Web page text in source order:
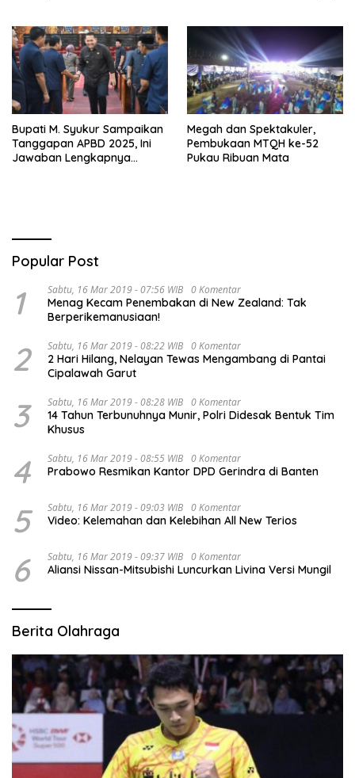
Bupati M. Syukur Sampaikan
Tanggapan APBD 2025, Ini
Jawaban Lengkapnya…
Megah dan Spektakuler,
Pembukaan MTQH ke-52
Pukau Ribuan Mata
Popular Post
1 Sabtu, 16 Mar 2019 - 07:56 WIB 0 Komentar
Menag Kecam Penembakan di New Zealand: Tak
Berperikemanusiaan!
2 Sabtu, 16 Mar 2019 - 08:22 WIB 0 Komentar
2 Hari Hilang, Nelayan Tewas Mengambang di Pantai
Cipalawah Garut
3 Sabtu, 16 Mar 2019 - 08:28 WIB 0 Komentar
14 Tahun Terbunuhnya Munir, Polri Didesak Bentuk Tim
Khusus
4 Sabtu, 16 Mar 2019 - 08:55 WIB 0 Komentar
Prabowo Resmikan Kantor DPD Gerindra di Banten
5 Sabtu, 16 Mar 2019 - 09:03 WIB 0 Komentar
Video: Kelemahan dan Kelebihan All New Terios
6 Sabtu, 16 Mar 2019 - 09:37 WIB 0 Komentar
Aliansi Nissan-Mitsubishi Luncurkan Livina Versi Mungil
Berita Olahraga